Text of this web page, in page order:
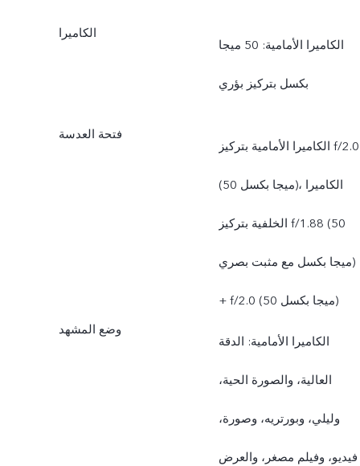
الكاميرا
الكاميرا الأمامية: 50 ميجا
بكسل بتركيز بؤري
فتحة العدسة
الكاميرا الأمامية بتركيز f/2.0
(50 ميجا بكسل)، الكاميرا
الخلفية بتركيز f/1.88 (50
ميجا بكسل مع مثبت بصري)
+ f/2.0 (50 ميجا بكسل)
وضع المشهد
الكاميرا الأمامية: الدقة
العالية، والصورة الحية،
وليلي، وبورتريه، وصورة،
فيديو، وفيلم مصغر، والعرض